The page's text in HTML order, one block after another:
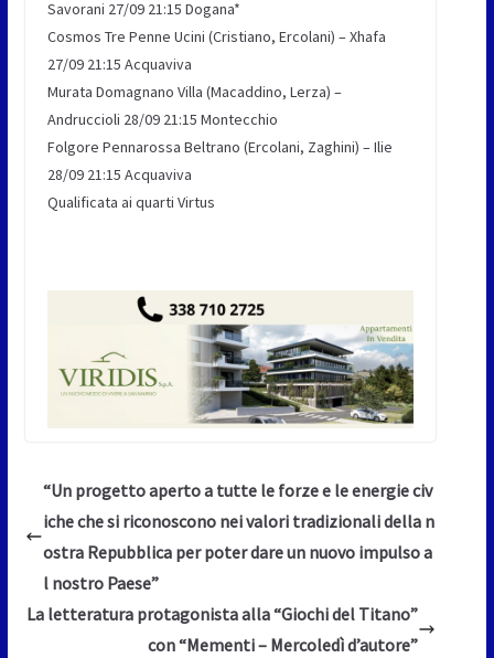
Savorani 27/09 21:15 Dogana*
Cosmos Tre Penne Ucini (Cristiano, Ercolani) – Xhafa
27/09 21:15 Acquaviva
Murata Domagnano Villa (Macaddino, Lerza) –
Andruccioli 28/09 21:15 Montecchio
Folgore Pennarossa Beltrano (Ercolani, Zaghini) – Ilie
28/09 21:15 Acquaviva
Qualificata ai quarti Virtus
“Un progetto aperto a tutte le forze e le energie civ
iche che si riconoscono nei valori tradizionali della n
ostra Repubblica per poter dare un nuovo impulso a
l nostro Paese”
La letteratura protagonista alla “Giochi del Titano”
con “Mementi – Mercoledì d’autore”